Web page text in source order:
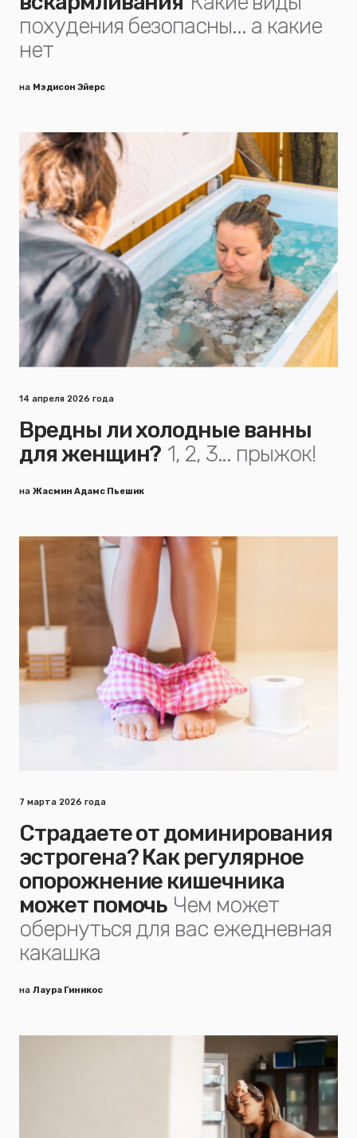
похудения безопасны... а какие
нет
на Мэдисон Эйерс
14 апреля 2026 года
Вредны ли холодные ванны
для женщин? 1, 2, 3... прыжок!
на Жасмин Адамс Пьешик
7 марта 2026 года
Страдаете от доминирования
эстрогена? Как регулярное
опорожнение кишечника
может помочь Чем может
обернуться для вас ежедневная
какашка
на Лаура Гиникос